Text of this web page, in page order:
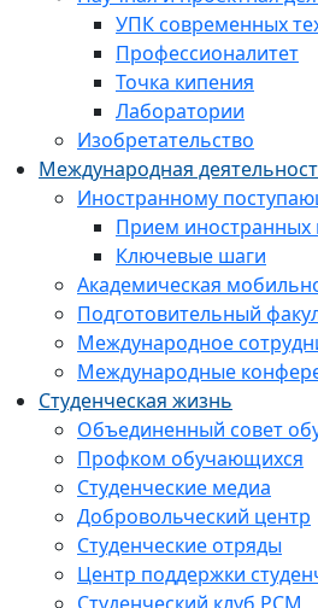
УПК современных
Профессионалитет
Точка кипения
Лаборатории
Изобретательство
Международная
Иностранному
Прием иностранных
Ключевые шаги
Академическая
Подготовительный
Международное
Международные
Студенческая жизнь
Объединенный совет
Профком обучающихся
Студенческие медиа
Добровольческий центр
Студенческие отряды
Центр поддержки